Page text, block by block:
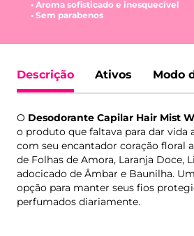
• Aroma sofisticado e inesquecível
• Sem parabenos
Descrição Ativos Modo
O Desodorante Capilar Hair Mist
o produto que faltava para dar vida
com seu encantador coração floral
de Folhas de Amora, Laranja Doce,
adocicado de Âmbar e Baunilha.
opção para manter seus fios
perfumados diariamente.